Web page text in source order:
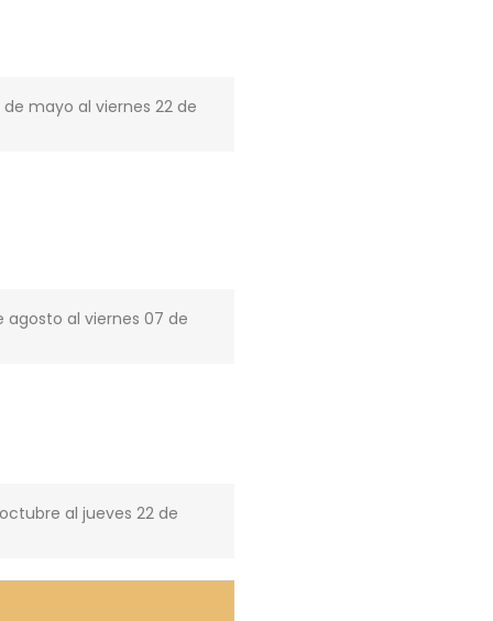
de mayo al viernes 22 de
agosto al viernes 07 de
al jueves 22 de